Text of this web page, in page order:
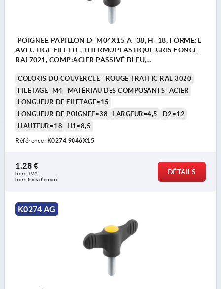
POIGNÉE PAPILLON D=M04X15 A=38, H=18, FORME:L
AVEC TIGE FILETÉE, THERMOPLASTIQUE GRIS FONCÉ
RAL7021, COMP:ACIER PASSIVÉ BLEU,
COLORIS DU COUVERCLE =ROUGE TRAFFIC RAL 3020
FILETAGE=M4
MATÉRIAU DES COMPOSANTS=ACIER
LONGUEUR DE FILETAGE=15
LONGUEUR DE POIGNÉE=38
LARGEUR=4,5
D2=12
HAUTEUR=18
H1=8,5
Référence: K0274.9046X15
1,28 €
hors TVA
hors frais d’envoi
DÉTAILS
K0274 AG